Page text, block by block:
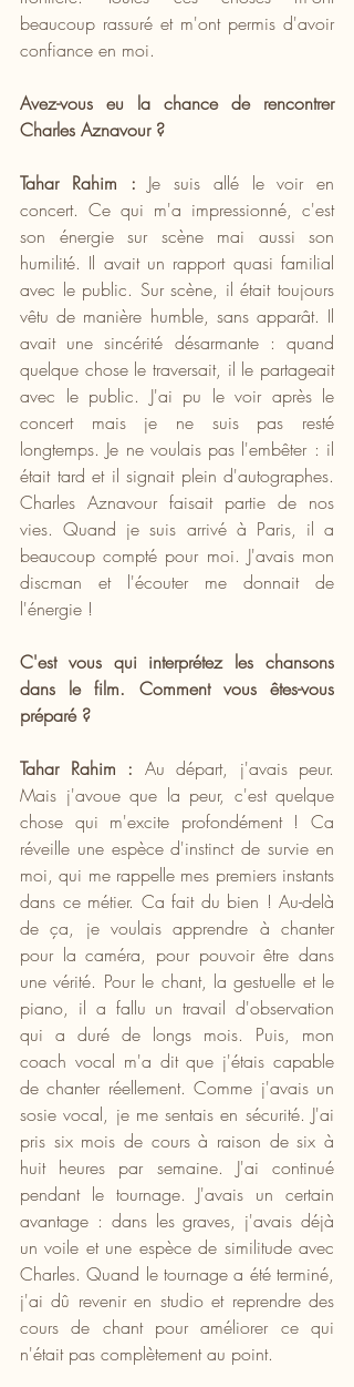
beaucoup rassuré et m'ont permis d'avoir
confiance en moi.
Avez-vous eu la chance de rencontrer
Charles Aznavour ?
Tahar Rahim : Je suis allé le voir en
concert. Ce qui m'a impressionné, c'est
son énergie sur scène mai aussi son
humilité. Il avait un rapport quasi familial
avec le public. Sur scène, il était toujours
vêtu de manière humble, sans apparât. Il
avait une sincérité désarmante : quand
quelque chose le traversait, il le partageait
avec le public. J'ai pu le voir après le
concert mais je ne suis pas resté
longtemps. Je ne voulais pas l'embêter : il
était tard et il signait plein d'autographes.
Charles Aznavour faisait partie de nos
vies. Quand je suis arrivé à Paris, il a
beaucoup compté pour moi. J'avais mon
discman et l'écouter me donnait de
l'énergie !
C'est vous qui interprétez les chansons
dans le film. Comment vous êtes-vous
préparé ?
Tahar Rahim : Au départ, j'avais peur.
Mais j'avoue que la peur, c'est quelque
chose qui m'excite profondément ! Ca
réveille une espèce d'instinct de survie en
moi, qui me rappelle mes premiers instants
dans ce métier. Ca fait du bien ! Au-delà
de ça, je voulais apprendre à chanter
pour la caméra, pour pouvoir être dans
une vérité. Pour le chant, la gestuelle et le
piano, il a fallu un travail d'observation
qui a duré de longs mois. Puis, mon
coach vocal m'a dit que j'étais capable
de chanter réellement. Comme j'avais un
sosie vocal, je me sentais en sécurité. J'ai
pris six mois de cours à raison de six à
huit heures par semaine. J'ai continué
pendant le tournage. J'avais un certain
avantage : dans les graves, j'avais déjà
un voile et une espèce de similitude avec
Charles. Quand le tournage a été terminé,
j'ai dû revenir en studio et reprendre des
cours de chant pour améliorer ce qui
n'était pas complètement au point.